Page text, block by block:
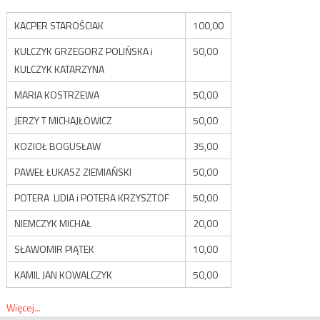
KACPER STAROŚCIAK
100,00
KULCZYK GRZEGORZ POLIŃSKA i
KULCZYK KATARZYNA
50,00
MARIA KOSTRZEWA
50,00
JERZY T MICHAJŁOWICZ
50,00
KOZIOŁ BOGUSŁAW
35,00
PAWEŁ ŁUKASZ ZIEMIAŃSKI
50,00
POTERA LIDIA i POTERA KRZYSZTOF
50,00
NIEMCZYK MICHAŁ
20,00
SŁAWOMIR PIĄTEK
10,00
KAMIL JAN KOWALCZYK
50,00
Więcej...